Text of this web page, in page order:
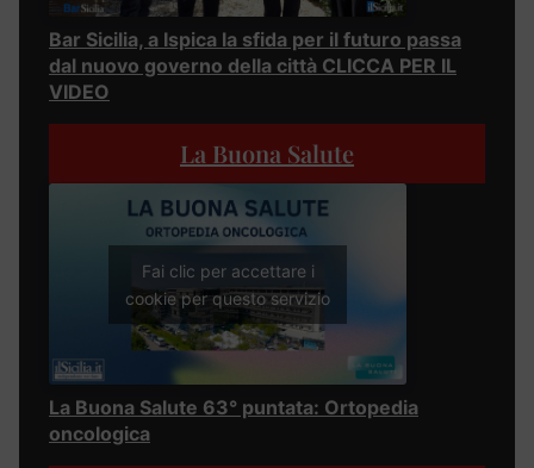
Bar Sicilia, a Ispica la sfida per il futuro passa
dal nuovo governo della città CLICCA PER IL
VIDEO
La Buona Salute
Fai clic per accettare i
cookie per questo servizio
La Buona Salute 63° puntata: Ortopedia
oncologica